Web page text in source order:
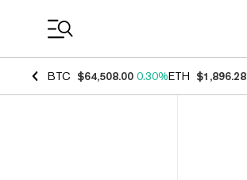
BTC $64,508.00 0.30%ETH $1,896.28